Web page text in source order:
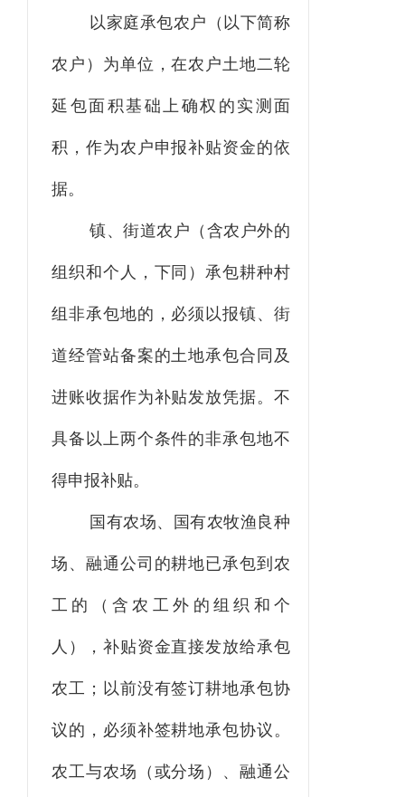
以家庭承包农户（以下简称
农户）为单位，在农户土地二轮
延包面积基础上确权的实测面
积，作为农户申报补贴资金的依
据。
镇、街道农户（含农户外的
组织和个人，下同）承包耕种村
组非承包地的，必须以报镇、街
道经管站备案的土地承包合同及
进账收据作为补贴发放凭据。不
具备以上两个条件的非承包地不
得申报补贴。
国有农场、国有农牧渔良种
场、融通公司的耕地已承包到农
工的（含农工外的组织和个
人），补贴资金直接发放给承包
农工；以前没有签订耕地承包协
议的，必须补签耕地承包协议。
农工与农场（或分场）、融通公